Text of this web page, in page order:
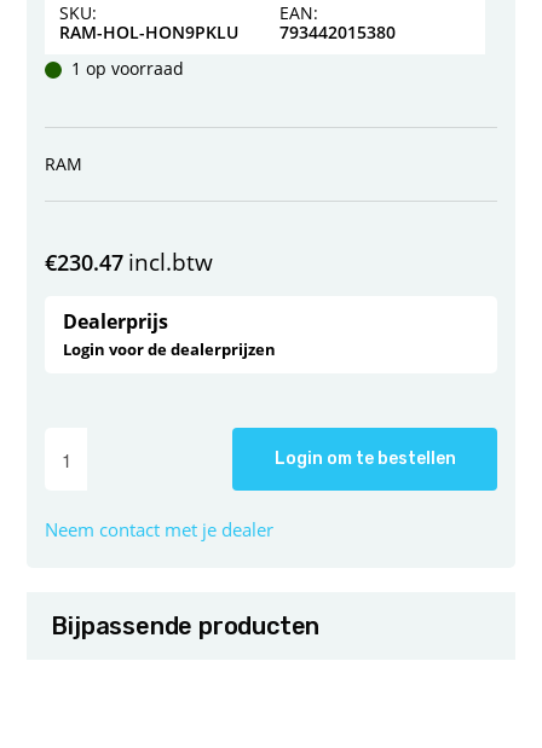
SKU:
RAM-HOL-HON9PKLU
EAN:
793442015380
1 op voorraad
RAM
€230.47 incl.btw
Dealerprijs
Login voor de dealerprijzen
Login om te bestellen
Neem contact met je dealer
Bijpassende producten